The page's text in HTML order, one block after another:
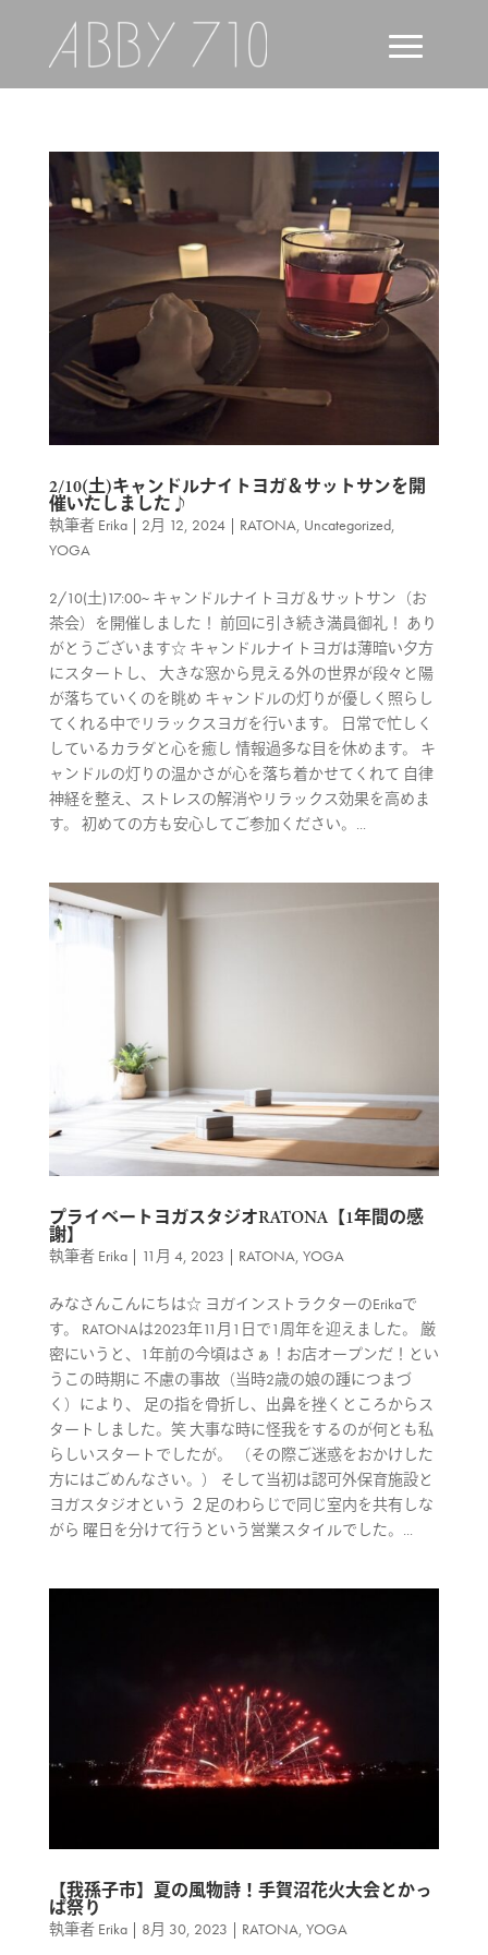
2/10(土)キャンドルナイトヨガ＆サットサンを開
催いたしました♪
執筆者 Erika| 2月 12, 2024| RATONA, Uncategorized,
YOGA
2/10(土)17:00~ キャンドルナイトヨガ＆サットサン（お
茶会）を開催しました！ 前回に引き続き満員御礼！ あり
がとうございます☆ キャンドルナイトヨガは薄暗い夕方
にスタートし、 大きな窓から見える外の世界が段々と陽
が落ちていくのを眺め キャンドルの灯りが優しく照らし
てくれる中でリラックスヨガを行います。 日常で忙しく
しているカラダと心を癒し 情報過多な目を休めます。 キ
ャンドルの灯りの温かさが心を落ち着かせてくれて 自律
神経を整え、ストレスの解消やリラックス効果を高めま
す。 初めての方も安心してご参加ください。...
プライベートヨガスタジオRATONA【1年間の感
謝】
執筆者 Erika| 11月 4, 2023 | RATONA YOGA
みなさんこんにちは☆ ヨガインストラクターのErikaで
す。 RATONAは2023年11月1日で1周年を迎えました。 厳
密にいうと、1年前の今頃はさぁ！お店オープンだ！とい
うこの時期に 不慮の事故（当時2歳の娘の踵につまづ
く）により、 足の指を骨折し、出鼻を挫くところからス
タートしました。笑 大事な時に怪我をするのが何とも私
らしいスタートでしたが。 （その際ご迷惑をおかけした
方にはごめんなさい。） そして当初は認可外保育施設と
ヨガスタジオという ２足のわらじで同じ室内を共有しな
がら 曜日を分けて行うという営業スタイルでした。...
【我孫子市】夏の風物詩！手賀沼花火大会とかっ
ぱ祭り
執筆者 Erika| 8月 30, 2023 | RATONA, YOGA